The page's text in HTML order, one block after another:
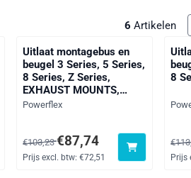
6 Artikelen
btw: 12,94
Uitlaat montagebus en
beugel 3 Series, 5 Series,
8 Series, Z Series,
EXHAUST MOUNTS,
straat
Merk:
Powerflex
Van 103,23 voor 87,74, exclusief
€103,23€87,74
Prijs excl. btw: €72,51
8
Prijs